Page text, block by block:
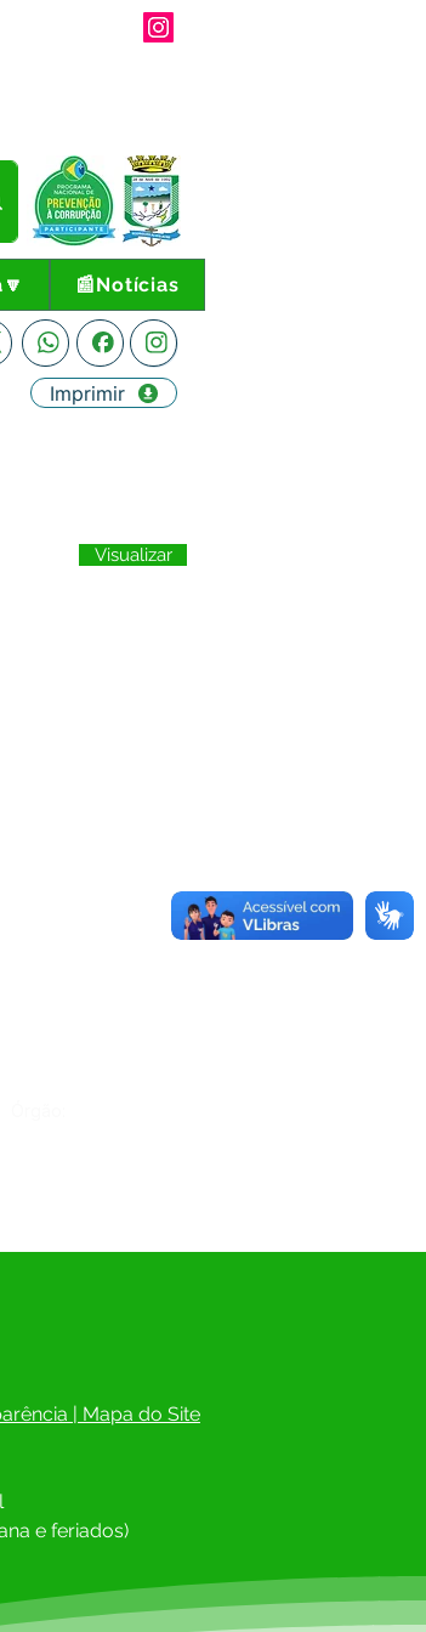
📰Notícias
Imprimir
Visualizar
| Mapa do Site
e feriados)